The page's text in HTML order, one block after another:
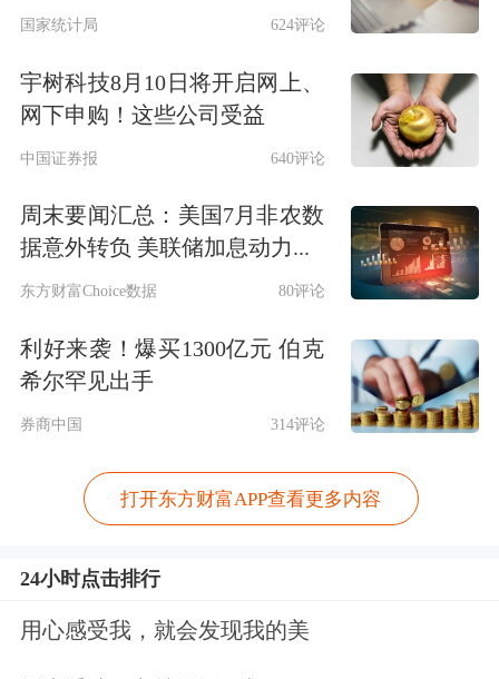
成为机构配置的主要标的。
圆信永丰基金专户投资副总监黄波表
示，从债市牛熊更迭角度看，此轮熊市
2011年、2013-2014年前两次熊市相
比，此轮熊市历时已经较长，而且此轮
许意味着此轮熊市接近尾声，市场步入
配置期。至于市场何时启动上涨行情，
进一步配合。
长盛盛琪基金经理李琪则认为，当前债
国家统计局 624评论
宇树科技8月10日将开启网上、
网下申购！这些公司受益
中国证券报 640评论
周末要闻汇总：美国7月非农数
据意外转负 美联储加息动力...
东方财富Choice数据 80评论
利好来袭！爆买1300亿元 伯克
希尔罕见出手
券商中国 314评论
打开东方财富APP查看更多内容
24小时点击排行
用心感受我，就会发现我的美